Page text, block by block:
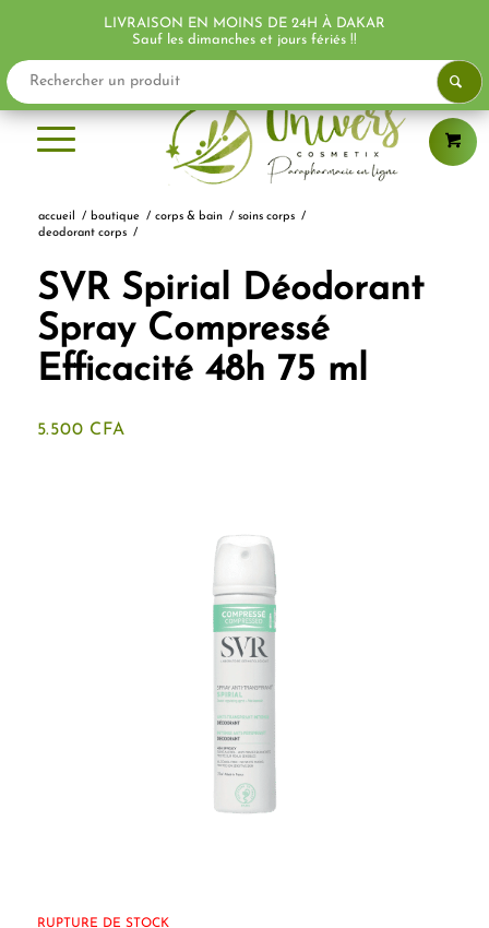
accueil / boutique / corps & bain / soins corps /
deodorant corps /
SVR Spirial Déodorant
Spray Compressé
Efficacité 48h 75 ml
5.500 CFA
RUPTURE DE STOCK
LIVRAISON EN MOINS DE 24H À DAKAR
Sauf les dimanches et jours fériés !!